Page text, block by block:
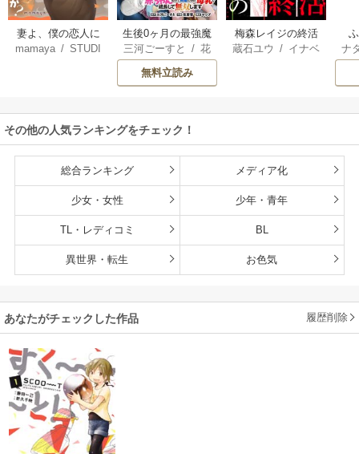
妻よ、僕の恋人に
なってくれません
mamaya/STUDI
生後0ヶ月の最強魔
王 食べるだけ強
くなるチート能力
持ち転生者だけど
雄たちの母乳で成
長して無双します
三河ごーすと /花
房雪/ マップ
無料立読み
梅森レイジの終活
蔵石ユウ / イナベ
ナ
その他の人気ランキングをチェック！
総合ランキング メディア化
少女・女性 少年・青年
TL・レディコミ BL
異世界・転生 お色気
あなたがチェックした作品 履歴削除